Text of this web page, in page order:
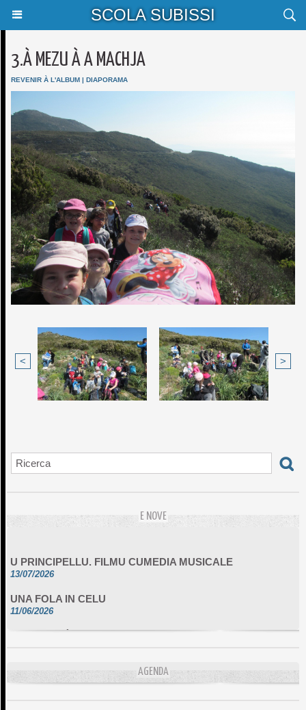
SCOLA SUBISSI
3.À MEZU À A MACHJA
REVENIR À L'ALBUM | DIAPORAMA
< >
E NOVE
13/07/2026
11/06/2026
DA SCIMULÌ
10/06/2026
AGENDA